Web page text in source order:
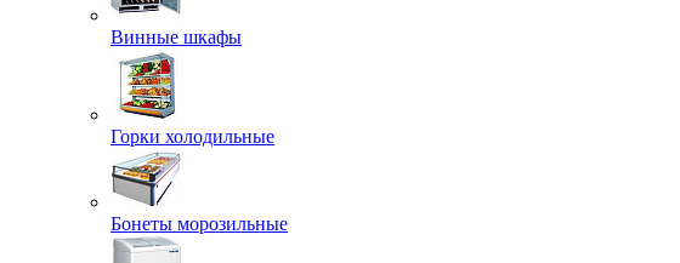
Винные шкафы
Горки холодильные
Бонеты морозильные